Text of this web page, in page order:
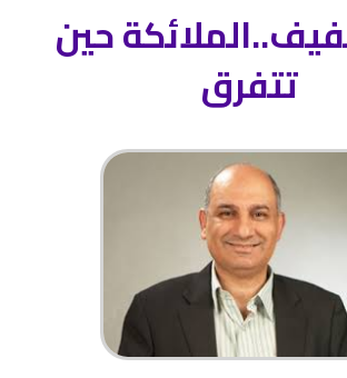
حين
تتفرق